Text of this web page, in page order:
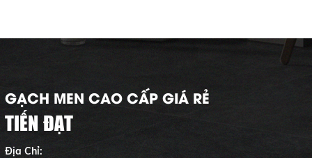
GẠCH MEN CAO CẤP GIÁ RẺ
TIẾN ĐẠT
Địa Chỉ: